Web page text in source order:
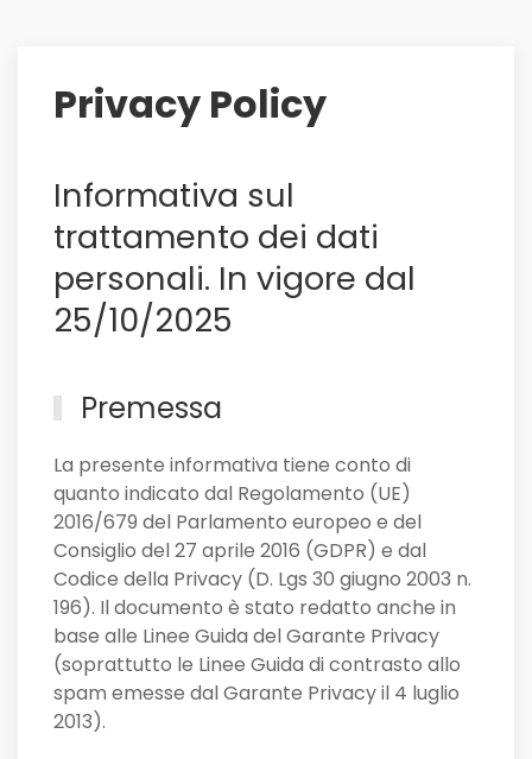
Privacy Policy
Informativa sul
trattamento dei dati
personali. In vigore dal
25/10/2025
Premessa
La presente informativa tiene conto di
quanto indicato dal Regolamento (UE)
2016/679 del Parlamento europeo e del
Consiglio del 27 aprile 2016 (GDPR) e dal
Codice della Privacy (D. Lgs 30 giugno 2003 n.
196). Il documento è stato redatto anche in
base alle Linee Guida del Garante Privacy
(soprattutto le Linee Guida di contrasto allo
spam emesse dal Garante Privacy il 4 luglio
2013).